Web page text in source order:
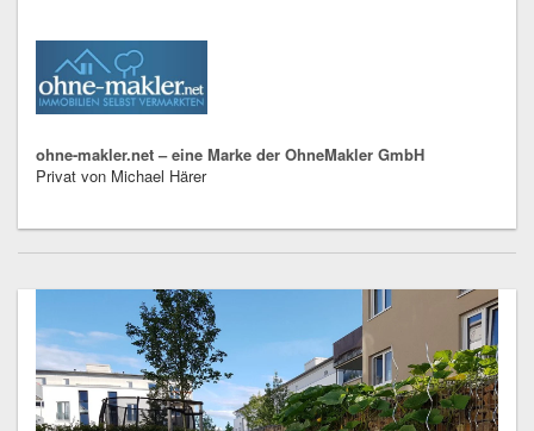
ohne-makler.net – eine Marke der OhneMakler GmbH
Privat von Michael Härer